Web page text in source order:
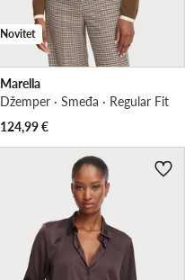
Novitet
Marella
Džemper · Smeđa · Regular Fit
124,99€